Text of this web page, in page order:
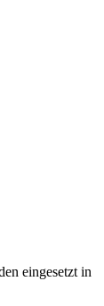
eingesetzt in